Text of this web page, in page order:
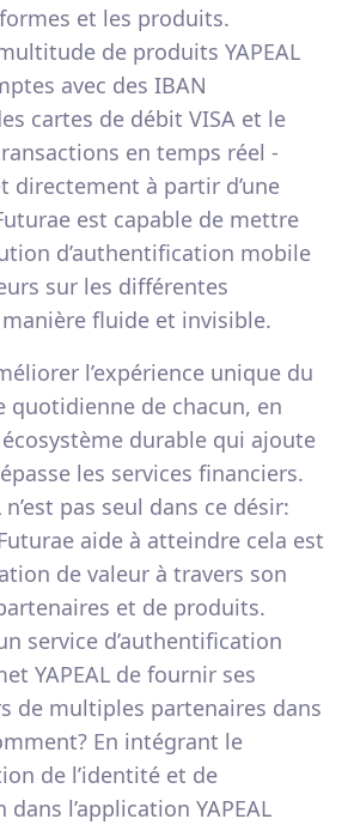
et les produits.
de produits YAPEAL
avec des IBAN
cartes de débit VISA et le
en temps réel -
directement à partir d’une
est capable de mettre
d’authentification mobile
sur les différentes
fluide et invisible.
l’expérience unique du
quotidienne de chacun, en
durable qui ajoute
les services financiers.
n’est pas seul dans ce désir:
aide à atteindre cela est
de valeur à travers son
et de produits.
service d’authentification
YAPEAL de fournir ses
de multiples partenaires dans
En intégrant le
de l’identité et de
l’application YAPEAL